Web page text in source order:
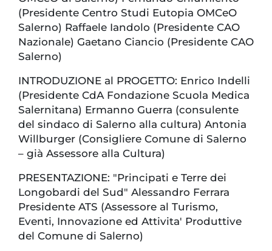
(Presidente Centro Studi Eutopia OMCeO
Salerno) Raffaele Iandolo (Presidente CAO
Nazionale) Gaetano Ciancio (Presidente CAO
Salerno)
INTRODUZIONE al PROGETTO: Enrico Indelli
(Presidente CdA Fondazione Scuola Medica
Salernitana) Ermanno Guerra (consulente
del sindaco di Salerno alla cultura) Antonia
Willburger (Consigliere Comune di Salerno
– già Assessore alla Cultura)
PRESENTAZIONE: "Principati e Terre dei
Longobardi del Sud" Alessandro Ferrara
Presidente ATS (Assessore al Turismo,
Eventi, Innovazione ed Attivita' Produttive
del Comune di Salerno)